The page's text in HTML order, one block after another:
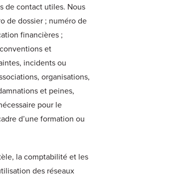
de contact utiles. Nous
de dossier ; numéro de
financières ;
et
incidents ou
organisations,
et peines,
pour le
d’une formation ou
la comptabilité et les
des réseaux